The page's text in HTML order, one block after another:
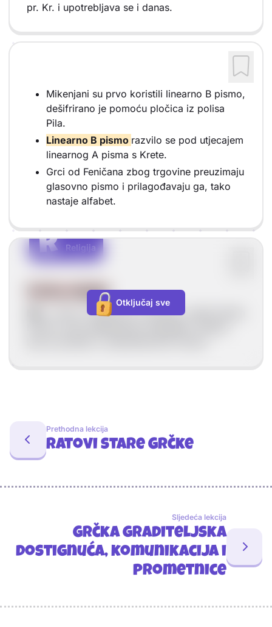
pr. Kr. i upotrebljava se i danas.
Mikenjani su prvo koristili linearno B pismo,
dešifrirano je pomoću pločica iz polisa
Pila.
Linearno B pismo razvilo se pod utjecajem
linearnog A pisma s Krete.
Grci od Feničana zbog trgovine preuzimaju
glasovno pismo i prilagođavaju ga, tako
nastaje alfabet.
R
R
Religija
Vrsta sadržaja: Religija
Grčka religija
= priče o bogovima, herojima, natprirodnim
Otključaj sve
Prethodna lekcija
Ratovi stare Grčke
Sljedeća lekcija
Grčka graditeljska
dostignuća, komunikacija i
prometnice